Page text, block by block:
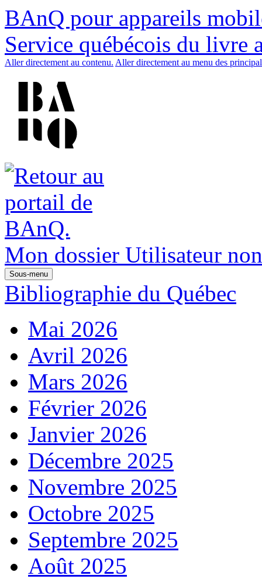
BAnQ pour appareils
Service québécois du livre
Aller directement au contenu. Aller directement au menu des
Mon dossier Utilisateur
Sous-menu
Bibliographie du Québec
Mai 2026
Avril 2026
Mars 2026
Février 2026
Janvier 2026
Décembre 2025
Novembre 2025
Octobre 2025
Septembre 2025
Août 2025